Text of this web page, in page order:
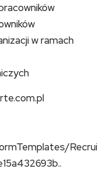
w ramach